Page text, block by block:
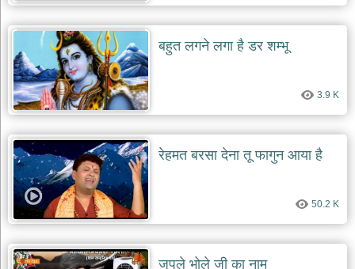
जोड़ें
add
bhajans
बहुत लगने लगा है डर शम्भू
3.9 K
रेहमत बरसा देना तू फागुन आया है
50.2 K
जपले भोले जी का नाम